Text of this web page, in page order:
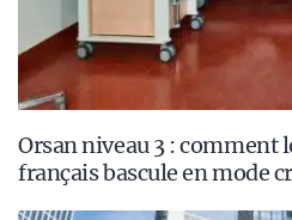
Orsan niveau 3 : comment
français bascule en mode